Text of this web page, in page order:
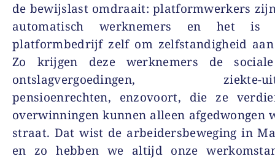
de bewijslast omdraait: platformwerkers
automatisch werknemers en het is
platformbedrijf zelf om zelfstandigheid
Zo krijgen deze werknemers de
ontslagvergoedingen, ziekte-
pensioenrechten, enzovoort, die ze
overwinningen kunnen alleen afgedwongen
straat. Dat wist de arbeidersbeweging in
en zo hebben we altijd onze